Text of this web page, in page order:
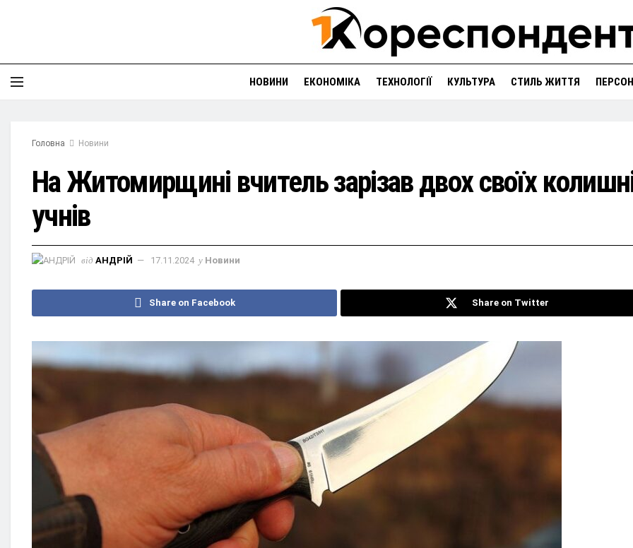
НОВИНИ ЕКОНОМІКА ТЕХНОЛОГІЇ КУЛЬТУРА СТИЛЬ ЖИТТЯ
Головна Новини
На Житомирщині вчитель зарізав двох своїх
учнів
від АНДРІЙ 17.11.2024 у Новини
Share on Facebook Share on Twitter